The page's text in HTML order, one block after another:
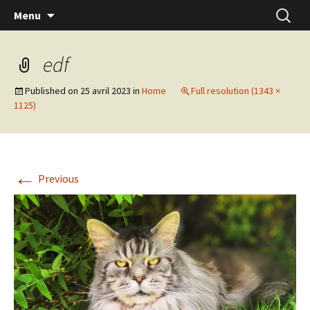
Menu
edf
Published on 25 avril 2023 in Home
Full resolution (1343 ×
1125)
← Previous